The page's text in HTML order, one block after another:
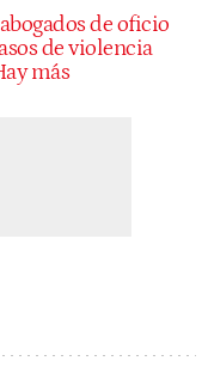
de oficio
de violencia
más